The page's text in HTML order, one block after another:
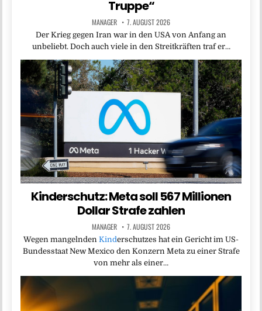
Truppe“
MANAGER 7. AUGUST 2026
Der Krieg gegen Iran war in den USA von Anfang an
unbeliebt. Doch auch viele in den Streitkräften traf er…
Kinderschutz: Meta soll 567 Millionen
Dollar Strafe zahlen
MANAGER 7. AUGUST 2026
Wegen mangelnden Kinderschutzes hat ein Gericht im US-
Bundesstaat New Mexico den Konzern Meta zu einer Strafe
von mehr als einer…